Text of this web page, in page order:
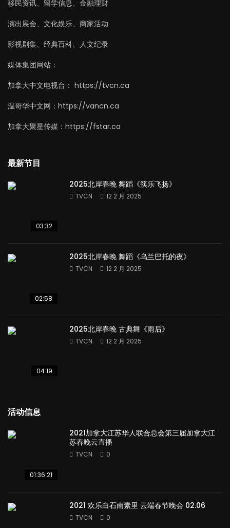
移民资讯、留学信息、金融理财
演出展会、文化娱乐、商家活动
影视剧集、经典百科、人文纪录
媒体集团网站：
加拿大中文电视台： https://tvcn.ca
温哥华中文网：https://vancn.ca
加拿大聚星传媒：https://fstar.ca
最新节目
03:32
2025北岸春晚 舞蹈《筷乐飞扬》
TVCN 12 2 月 2025
02:58
2025北岸春晚 舞蹈《乌兰巴托的夜》
TVCN 12 2 月 2025
04:19
2025北岸春晚 古典舞《雨后》
TVCN 12 2 月 2025
活动信息
01:36:21
2021加拿大江苏华人联合总会第三届加拿大江
苏春晚云直播
TVCN 0
2021 欢乐白石南素里 云端春节晚会 02.06
TVCN 0